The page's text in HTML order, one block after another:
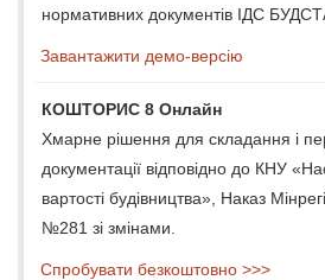
нормативних документів ІДС
Завантажити демо-версію
КОШТОРИС 8 Онлайн
Хмарне рішення для складання і
документації відповідно до КНУ
вартості будівництва», Наказ
№281 зі змінами.
Спробувати безкоштовно >>>